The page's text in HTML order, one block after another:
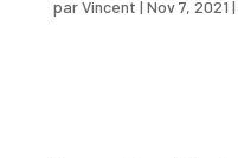
parVincent | Nov 7, 2021 |